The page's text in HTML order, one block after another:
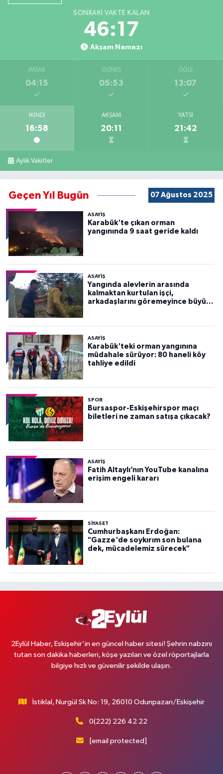
SONRAKI VAKTE KALAN
46:16
Akşam Namazı
İMSAK
04:15
GÜNEŞ
05:53
ÖĞLE
13:07
İKINDI
16:58
AKŞAM
20:11
YATSI
21:42
Aylık Vakitler
Geçen Yıl Bugün 07 Ağustos 2025
ASAYİŞ
Karabük'te çıkan orman
yangınında 9 saat geride kaldı
ASAYİŞ
Yangında alevlerin arasında
kalmaktan kurtulan işçi,
arkadaşlarını göremeyince büyük
ASAYİŞ
Karabük'teki orman yangınına
müdahale sürüyor: 80 haneli köy
tahliye edildi
SPOR
Bursaspor-Eskişehirspor maçı
biletleri ne zaman satışa çıkacak?
ASAYİŞ
Fatih Altaylı’nın YouTube kanalına
erişim engeli kararı
SİYASET
Cumhurbaşkanı Erdoğan:
"Gazze'de soykırım son bulana
dek, mücadelemiz sürecek"
2Eylül Haber, Eskişehir’in en güncel haber sitesi! Şehrin nabzını
tutan son dakika haberleri, köşe yazıları ve özel röportajlarla
bilgiye hızlı ve güvenilir şekilde ulaşın.
İstiklal, Nurgül Sk No: 19, 26010 Odunpazarı/Eskişehir
0(222) 226 42 22
[email protected]